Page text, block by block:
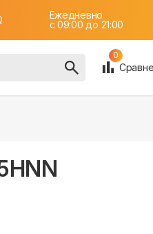
Ежедневно
c 09:00 до 21:00
0